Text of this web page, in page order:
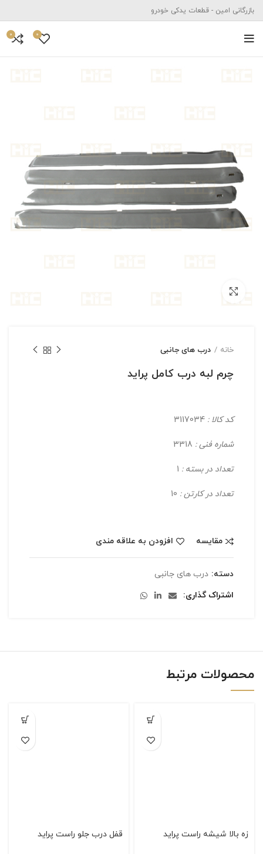
بازرگانی امین - قطعات یدکی خودرو
0
0
خانه درب های جانبی
چرم لبه درب کامل پراید
کد کالا :
شماره فنی :
تعداد در بسته :
تعداد در کارتن :
مقایسه افزودن به علاقه مندی
دسته: درب های جانبی
اشتراک گذاری
محصولات مرتبط
زه بالا شیشه راست پراید قفل درب جلو راست پراید